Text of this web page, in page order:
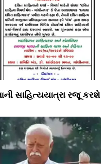
સાહિત્યયાત્રા રજૂ કરશે